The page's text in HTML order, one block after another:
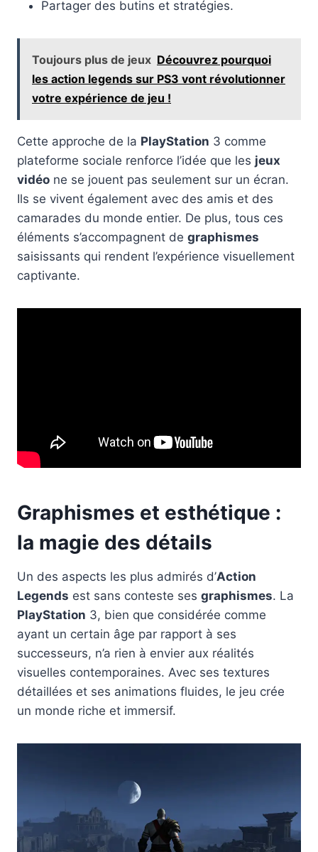
Partager des butins et stratégies.
Toujours plus de jeux Découvrez pourquoi
les action legends sur PS3 vont révolutionner
votre expérience de jeu !
Cette approche de la PlayStation 3 comme
plateforme sociale renforce l’idée que les jeux
vidéo ne se jouent pas seulement sur un écran.
Ils se vivent également avec des amis et des
camarades du monde entier. De plus, tous ces
éléments s’accompagnent de graphismes
saisissants qui rendent l’expérience visuellement
captivante.
Graphismes et esthétique :
la magie des détails
Un des aspects les plus admirés d’Action
Legends est sans conteste ses graphismes. La
PlayStation 3, bien que considérée comme
ayant un certain âge par rapport à ses
successeurs, n’a rien à envier aux réalités
visuelles contemporaines. Avec ses textures
détaillées et ses animations fluides, le jeu crée
un monde riche et immersif.